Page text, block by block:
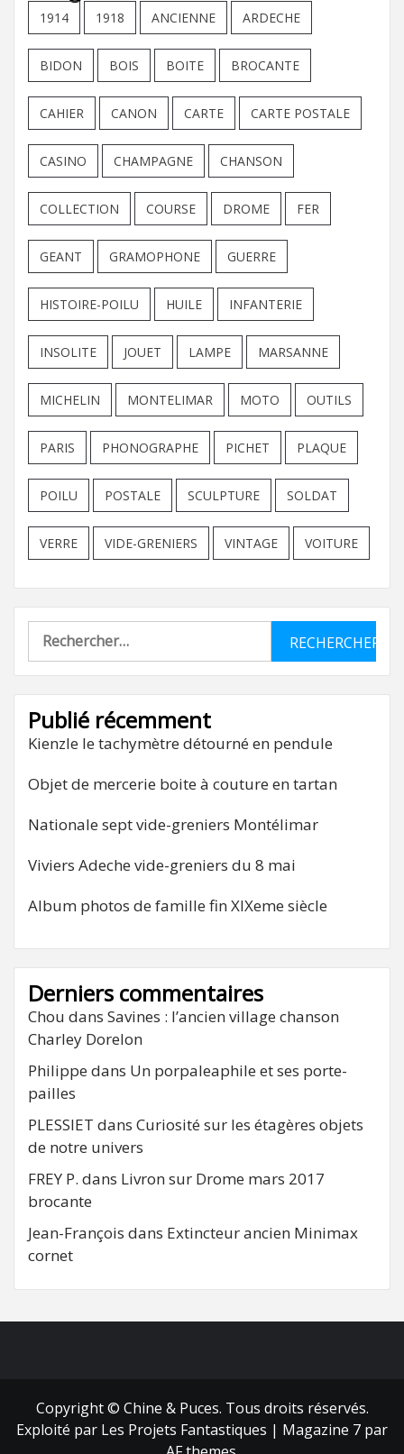
1914 1918 ANCIENNE ARDECHE
BIDON BOIS BOITE BROCANTE
CAHIER CANON CARTE CARTE POSTALE
CASINO CHAMPAGNE CHANSON
COLLECTION COURSE DROME FER
GEANT GRAMOPHONE GUERRE
HISTOIRE-POILU HUILE INFANTERIE
INSOLITE JOUET LAMPE MARSANNE
MICHELIN MONTELIMAR MOTO OUTILS
PARIS PHONOGRAPHE PICHET PLAQUE
POILU POSTALE SCULPTURE SOLDAT
VERRE VIDE-GRENIERS VINTAGE VOITURE
Rechercher :
Publié récemment
Kienzle le tachymètre détourné en pendule
Objet de mercerie boite à couture en tartan
Nationale sept vide-greniers Montélimar
Viviers Adeche vide-greniers du 8 mai
Album photos de famille fin XIXeme siècle
Derniers commentaires
Chou dans Savines : l’ancien village chanson
Charley Dorelon
Philippe dans Un porpaleaphile et ses porte-
pailles
PLESSIET dans Curiosité sur les étagères objets
de notre univers
FREY P. dans Livron sur Drome mars 2017
brocante
Jean-François dans Extincteur ancien Minimax
cornet
Copyright © Chine & Puces. Tous droits réservés.
Exploité par Les Projets Fantastiques | Magazine 7 par